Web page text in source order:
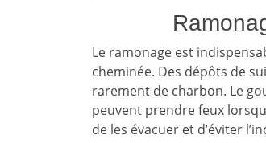
Le ramonage est
cheminée. Des dépôts de
rarement de charbon. Le
peuvent prendre feux
de les évacuer et d’éviter